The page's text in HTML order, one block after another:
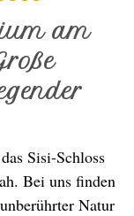
am
Sisi-Schloss
Bei uns finden
Natur